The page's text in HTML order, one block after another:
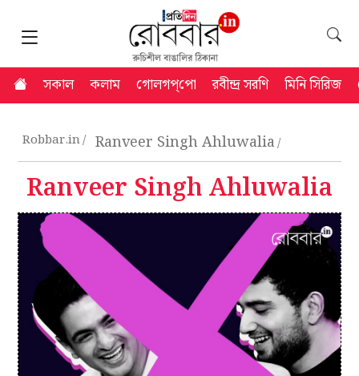
সকাল কলাম গোলগপ্‌পো রবীন্দ্র সরণি মিনি সিরিজ
Robbar.in Ranveer Singh Ahluwalia
Ranveer Singh Ahluwalia